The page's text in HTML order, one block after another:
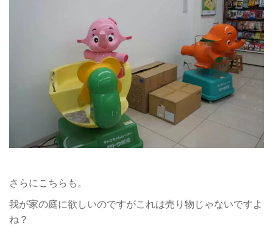
さらにこちらも。
我が家の庭に欲しいのですがこれは売り物じゃないですよ
ね？